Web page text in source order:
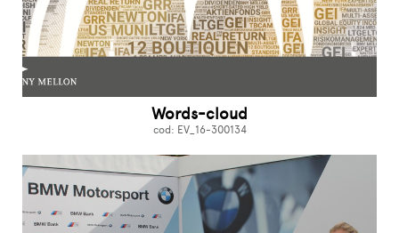
Words-cloud
cod: EV_16-300134